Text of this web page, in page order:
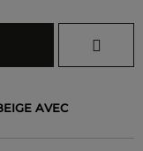
AVEC